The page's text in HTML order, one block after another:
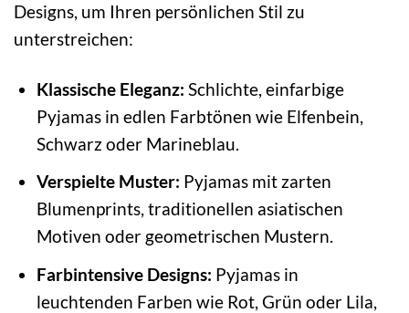
Designs, um Ihren persönlichen Stil zu
unterstreichen:
Klassische Eleganz: Schlichte, einfarbige
Pyjamas in edlen Farbtönen wie Elfenbein,
Schwarz oder Marineblau.
Verspielte Muster: Pyjamas mit zarten
Blumenprints, traditionellen asiatischen
Motiven oder geometrischen Mustern.
Farbintensive Designs: Pyjamas in
leuchtenden Farben wie Rot, Grün oder Lila,